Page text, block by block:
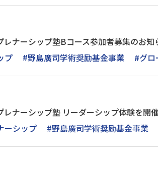
レナーシップ塾Bコース参加者募集のお知
プ
#野島廣司学術奨励基金事業 #グロ
ナーシップ塾 リーダーシップ体験を開
ーシップ
#野島廣司学術奨励基金事業